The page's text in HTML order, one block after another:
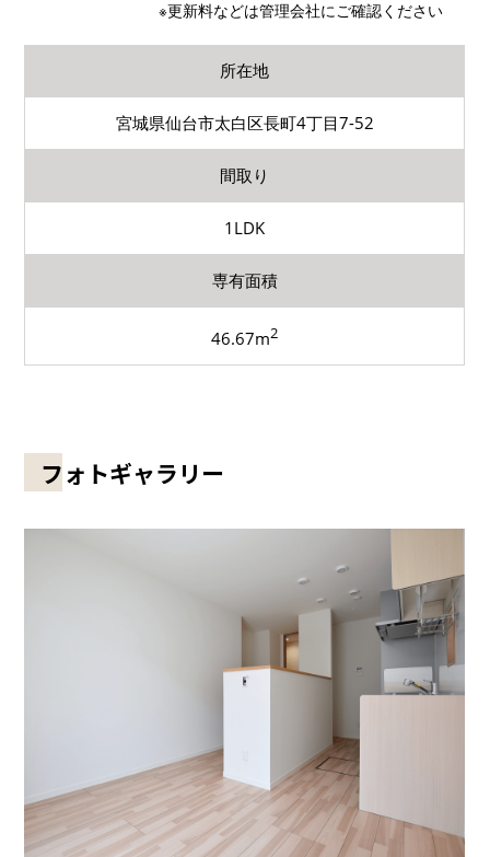
※更新料などは管理会社にご確認ください
所在地
宮城県仙台市太白区長町4丁目7-52
間取り
1LDK
専有面積
46.67m2
フォトギャラリー